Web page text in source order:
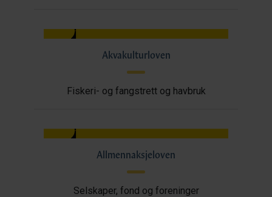
Akvakulturloven
Fiskeri- og fangstrett og havbruk
Allmennaksjeloven
Selskaper, fond og foreninger